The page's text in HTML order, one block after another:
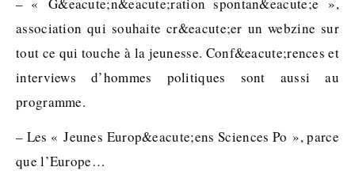
association qui souhaite cr&eacute;er un webzine sur
tout ce qui touche à la jeunesse. Conf&eacute;rences et
interviews d’hommes politiques sont aussi au
programme.
– Les « Jeunes Europ&eacute;ens Sciences Po », parce
que l’Europe…